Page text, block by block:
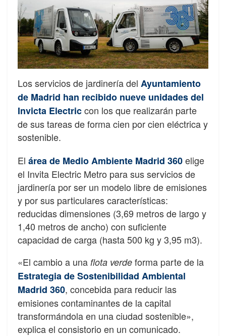
Los servicios de jardinería del Ayuntamiento
de Madrid han recibido nueve unidades del
Invicta Electriccon los que realizarán parte
de sus tareas de forma cien por cien eléctrica y
sostenible.
El área de Medio Ambiente Madrid 360elige
el Invita Electric Metro para sus servicios de
jardinería por ser un modelo libre de emisiones
y por sus particulares características:
reducidas dimensiones (3,69 metros de largo y
1,40 metros de ancho) con suficiente
capacidad de carga (hasta 500 kg y 3,95 m3).
«El cambio a una flota verde forma parte de la
Estrategia de Sostenibilidad Ambiental
Madrid 360, concebida para reducir las
emisiones contaminantes de la capital
transformándola en una ciudad sostenible»,
explica el consistorio en un comunicado.